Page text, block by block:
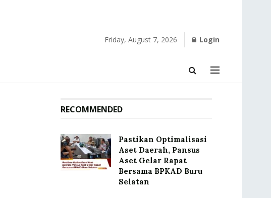
Friday, August 7, 2026 Login
RECOMMENDED
Pastikan Optimalisasi
Aset Daerah, Pansus
Aset Gelar Rapat
Bersama BPKAD Buru
Selatan